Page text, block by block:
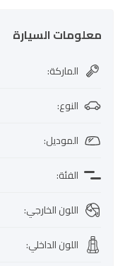
معلومات السيارة
الماركة:
النوع:
الموديل:
الفئة:
اللون الخارجي:
اللون الداخلي: